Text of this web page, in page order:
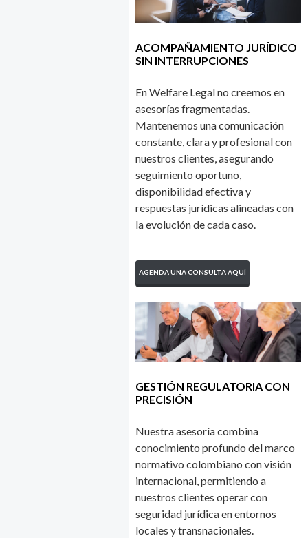
ACOMPAÑAMIENTO JURÍDICO
SIN INTERRUPCIONES
En Welfare Legal no creemos en
asesorías fragmentadas.
Mantenemos una comunicación
constante, clara y profesional con
nuestros clientes, asegurando
seguimiento oportuno,
disponibilidad efectiva y
respuestas jurídicas alineadas con
la evolución de cada caso.
AGENDA UNA CONSULTA AQUÍ
GESTIÓN REGULATORIA CON
PRECISIÓN
Nuestra asesoría combina
conocimiento profundo del marco
normativo colombiano con visión
internacional, permitiendo a
nuestros clientes operar con
seguridad jurídica en entornos
locales y transnacionales.